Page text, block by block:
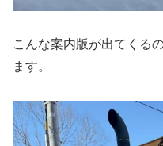
こんな案内版が出てくる
ます。